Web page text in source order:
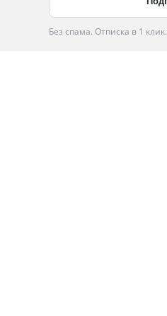
Без спама. Отписка в 1 клик.